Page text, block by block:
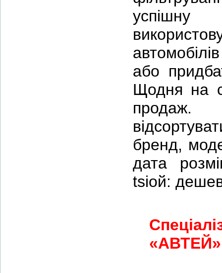
успішну
або
Щодня на
продаж.
бренд,
дата
tsіой:
«АВТЕЙ»